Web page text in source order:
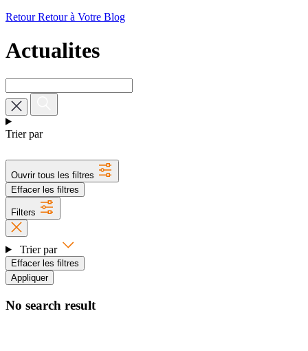
Retour Retour à Votre Blog
Actualites
Trier par
Ouvrir tous les filtres
Effacer les filtres
Filters
Trier par
Effacer les filtres
Appliquer
No search result